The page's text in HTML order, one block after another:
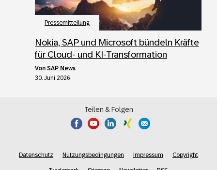
Pressemitteilung
Nokia, SAP und Microsoft bündeln Kräfte
für Cloud- und KI-Transformation
von SAP News
30. Juni 2026
Teilen & Folgen
Datenschutz Nutzungsbedingungen Impressum Copyright